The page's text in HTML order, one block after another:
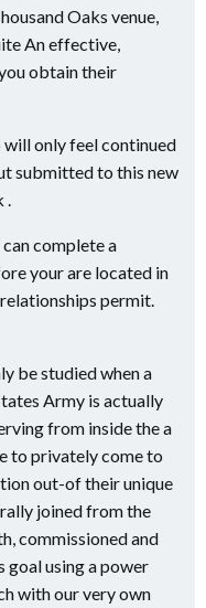
Oaks venue,
An effective,
obtain their
will only feel continued
submitted to this new
complete a
your are located in
permit.
be studied when a
Army is actually
from inside the a
to privately come to
out-of their unique
joined from the
commissioned and
goal using a power
with our very own